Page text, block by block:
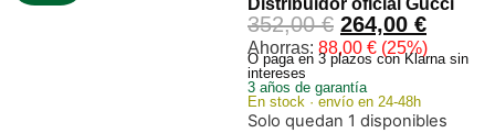
Distribuidor oficial Gucci
352,00€ 264,00 €
Ahorras: 88,00 € (25%)
O paga en 3 plazos con Klarna sin
intereses
3 años de garantía
En stock · envío en 24-48h
Solo quedan 1 disponibles